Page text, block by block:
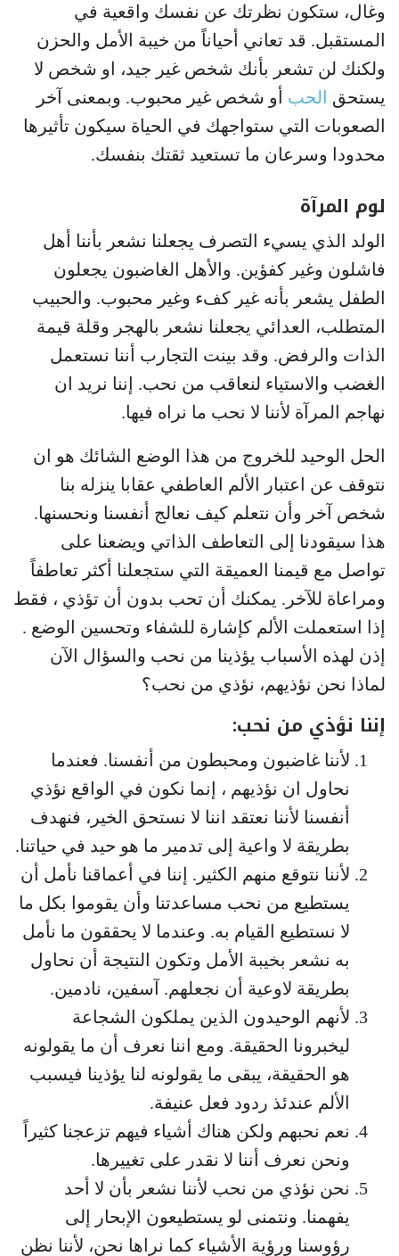
وغال، ستكون نظرتك عن نفسك واقعية في
المستقبل. قد تعاني أحياناً من خيبة الأمل والحزن
ولكنك لن تشعر بأنك شخص غير جيد، او شخص لا
يستحق الحب أو شخص غير محبوب. وبمعنى آخر
الصعوبات التي ستواجهك في الحياة سيكون تأثيرها
محدودا وسرعان ما تستعيد ثقتك بنفسك.
لوم المرآة
الولد الذي يسيء التصرف يجعلنا نشعر بأننا أهل
فاشلون وغير كفؤين. والأهل الغاضبون يجعلون
الطفل يشعر بأنه غير كفء وغير محبوب. والحبيب
المتطلب، العدائي يجعلنا نشعر بالهجر وقلة قيمة
الذات والرفض. وقد بينت التجارب أننا نستعمل
الغضب والاستياء لنعاقب من نحب. إننا نريد ان
نهاجم المرآة لأننا لا نحب ما نراه فيها.
الحل الوحيد للخروج من هذا الوضع الشائك هو ان
نتوقف عن اعتبار الألم العاطفي عقابا ينزله بنا
شخص آخر وأن نتعلم كيف نعالج أنفسنا ونحسنها.
هذا سيقودنا إلى التعاطف الذاتي ويضعنا على
تواصل مع قيمنا العميقة التي ستجعلنا أكثر تعاطفاً
ومراعاة للآخر. يمكنك أن تحب بدون أن تؤذي ، فقط
إذا استعملت الألم كإشارة للشفاء وتحسين الوضع .
إذن لهذه الأسباب يؤذينا من نحب والسؤال الآن
لماذا نحن نؤذيهم، نؤذي من نحب؟
إننا نؤذي من نحب:
لأننا غاضبون ومحبطون من أنفسنا. فعندما
نحاول ان نؤذيهم ، إنما نكون في الواقع نؤذي
أنفسنا لأننا نعتقد اننا لا نستحق الخير، فنهدف
بطريقة لا واعية إلى تدمير ما هو حيد في حياتنا.
لأننا نتوقع منهم الكثير. إننا في أعماقنا نأمل أن
يستطيع من نحب مساعدتنا وأن يقوموا بكل ما
لا نستطيع القيام به. وعندما لا يحققون ما نأمل
به نشعر بخيبة الأمل وتكون النتيجة أن نحاول
بطريقة لاوعية أن نجعلهم. آسفين، نادمين.
لأنهم الوحيدون الذين يملكون الشجاعة
ليخبرونا الحقيقة. ومع اننا نعرف أن ما يقولونه
هو الحقيقة، يبقى ما يقولونه لنا يؤذينا فيسبب
الألم عندئذ ردود فعل عنيفة.
نعم نحبهم ولكن هناك أشياء فيهم تزعجنا كثيراً
ونحن نعرف أننا لا نقدر على تغييرها.
نحن نؤذي من نحب لأننا نشعر بأن لا أحد
يفهمنا. ونتمنى لو يستطيعون الإبحار إلى
رؤوسنا ورؤية الأشياء كما نراها نحن، لأننا نظن